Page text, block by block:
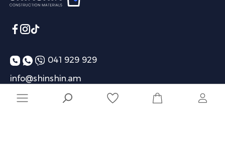
041 929 929
info@shinshin.am
Առաքման ժամեր՝ 10:00-19:00